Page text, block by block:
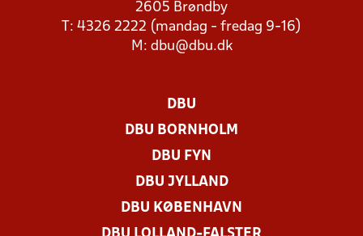
2605 Brøndby
T: 4326 2222 (mandag - fredag 9-16)
M: dbu@dbu.dk
DBU
DBU BORNHOLM
DBU FYN
DBU JYLLAND
DBU KØBENHAVN